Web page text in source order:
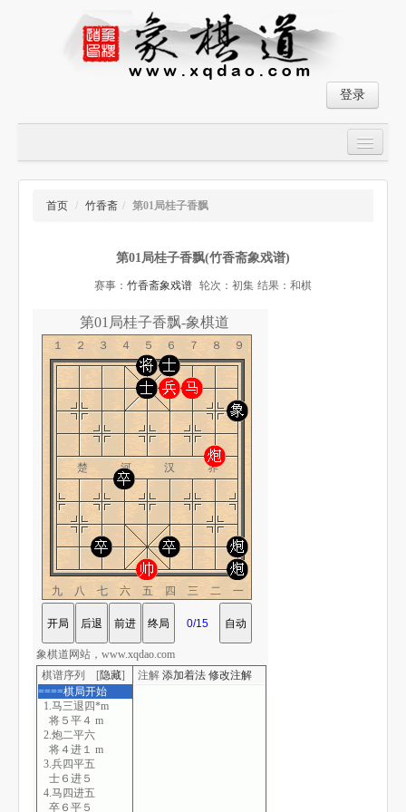
登录
大师对局
象棋小游戏
首页 / 竹香斋 / 第01局桂子香飘
第01局桂子香飘(竹香斋象戏谱)
赛事： 竹香斋象戏谱 轮次：初集 结果：和棋
第01局桂子香飘-象棋道
１２３４５６７８９
楚 河 汉 界
九八七六五四三二一
棋谱序列 [隐藏]
====棋局开始
1.马三退四*m
将５平４ m
2.炮二平六
将４进１ m
3.兵四平五
士６进５
4.马四进五
卒６平５
注解 添加着法 修改注解
象棋道网站，www.xqdao.com